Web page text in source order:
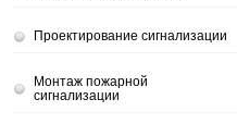
Проектирование сигнализации
Монтаж пожарной
сигнализации